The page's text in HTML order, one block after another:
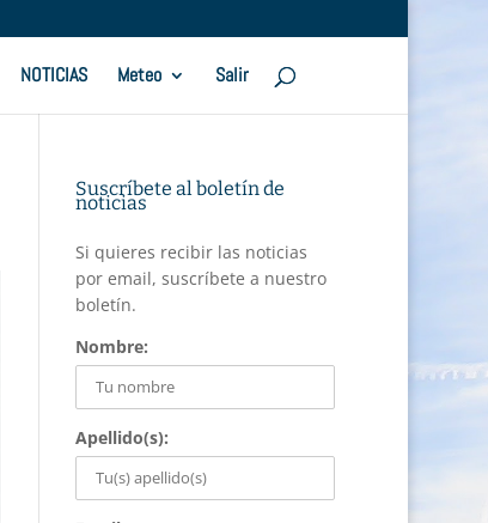
NOTICIAS Meteo Salir
Suscríbete al boletín de
noticias
Si quieres recibir las noticias
por email, suscríbete a nuestro
boletín.
Nombre:
Apellido(s):